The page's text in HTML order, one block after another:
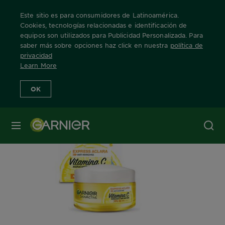
Este sitio es para consumidores de Latinoamérica.
Cookies, tecnologías relacionadas e identificación de
equipos son utilizados para Publicidad Personalizada. Para
saber más sobre opciones haz click en nuestra política de
privacidad
Learn More
OK
MENÚ
Home skin-active